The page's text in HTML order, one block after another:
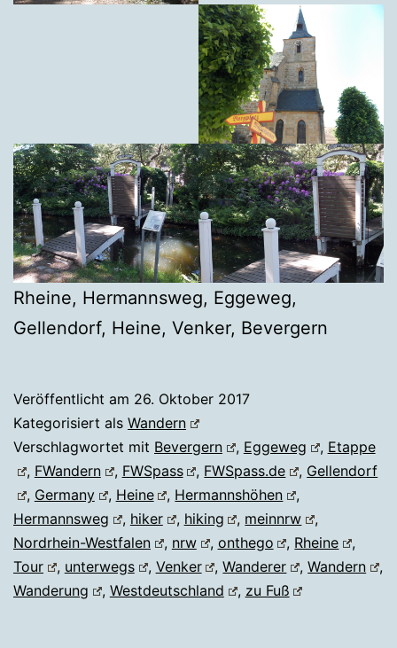
Rheine, Hermannsweg, Eggeweg,
Gellendorf, Heine, Venker, Bevergern
Veröffentlicht am 26. Oktober 2017
Kategorisiert als Wandern
Verschlagwortet mit Bevergern , Eggeweg , Etappe
, FWandern , FWSpass , FWSpass.de , Gellendorf
, Germany , Heine , Hermannshöhen
,
Hermannsweg
, hiker , hiking , meinnrw
,
Nordrhein-Westfalen
, nrw , onthego , Rheine
,
Tour
, unterwegs , Venker ,Wanderer ,Wandern
,
Wanderung
, Westdeutschland , zu Fuß